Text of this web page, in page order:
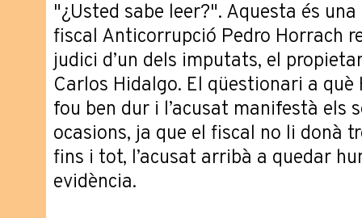
"¿Usted sabe leer?". Aquesta és
fiscal Anticorrupció Pedro Horrach
judici d’un dels imputats, el
Carlos Hidalgo. El qüestionari a
fou ben dur i l’acusat manifestà els
ocasions, ja que el fiscal no li donà
fins i tot, l’acusat arribà a quedar
evidència.